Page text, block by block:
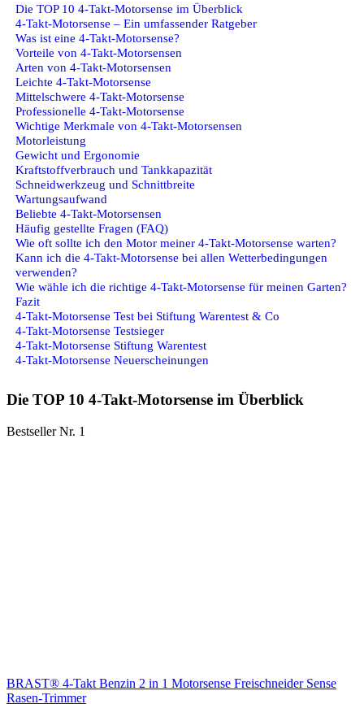
Die TOP 10 4-Takt-Motorsense im Überblick
4-Takt-Motorsense – Ein umfassender Ratgeber
Was ist eine 4-Takt-Motorsense?
Vorteile von 4-Takt-Motorsensen
Arten von 4-Takt-Motorsensen
Leichte 4-Takt-Motorsense
Mittelschwere 4-Takt-Motorsense
Professionelle 4-Takt-Motorsense
Wichtige Merkmale von 4-Takt-Motorsensen
Motorleistung
Gewicht und Ergonomie
Kraftstoffverbrauch und Tankkapazität
Schneidwerkzeug und Schnittbreite
Wartungsaufwand
Beliebte 4-Takt-Motorsensen
Häufig gestellte Fragen (FAQ)
Wie oft sollte ich den Motor meiner 4-Takt-Motorsense warten?
Kann ich die 4-Takt-Motorsense bei allen Wetterbedingungen
verwenden?
Wie wähle ich die richtige 4-Takt-Motorsense für meinen Garten?
Fazit
4-Takt-Motorsense Test bei Stiftung Warentest & Co
4-Takt-Motorsense Testsieger
4-Takt-Motorsense Stiftung Warentest
4-Takt-Motorsense Neuerscheinungen
Die TOP 10 4-Takt-Motorsense im Überblick
Bestseller Nr. 1
BRAST® 4-Takt Benzin 2 in 1 Motorsense Freischneider Sense
Rasen-Trimmer